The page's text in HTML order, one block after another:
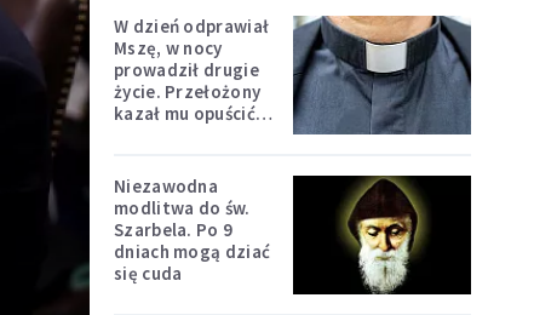
W dzień odprawiał
Mszę, w nocy
prowadził drugie
życie. Przełożony
kazał mu opuścić
Niezawodna
modlitwa do św.
Szarbela. Po 9
dniach mogą dziać
się cuda